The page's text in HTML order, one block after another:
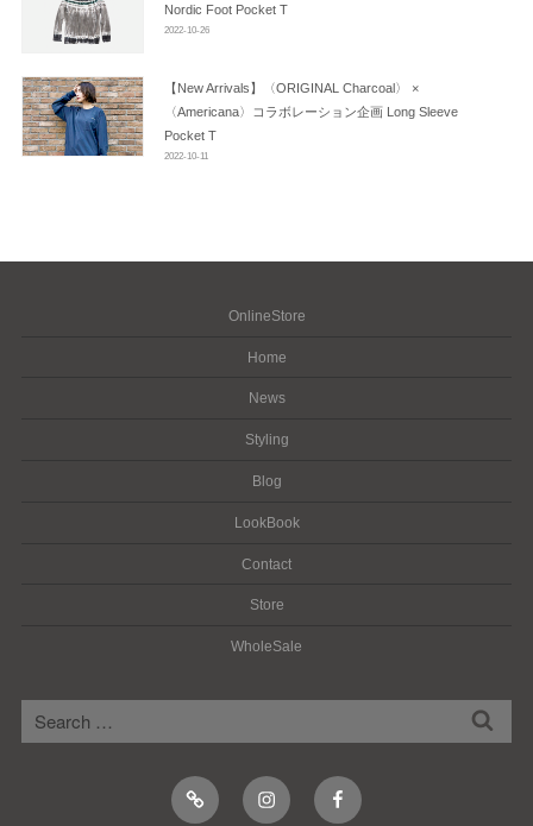
Nordic Foot Pocket T
2022-10-26
【New Arrivals】〈ORIGINAL Charcoal〉 ×
〈Americana〉コラボレーション企画 Long Sleeve
Pocket T
2022-10-11
OnlineStore
Home
News
Styling
Blog
LookBook
Contact
Store
WholeSale
Online
Shop
InstagramFacebook